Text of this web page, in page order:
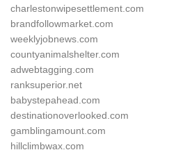
charlestonwipesettlement.com
brandfollowmarket.com
weeklyjobnews.com
countyanimalshelter.com
adwebtagging.com
ranksuperior.net
babystepahead.com
destinationoverlooked.com
gamblingamount.com
hillclimbwax.com